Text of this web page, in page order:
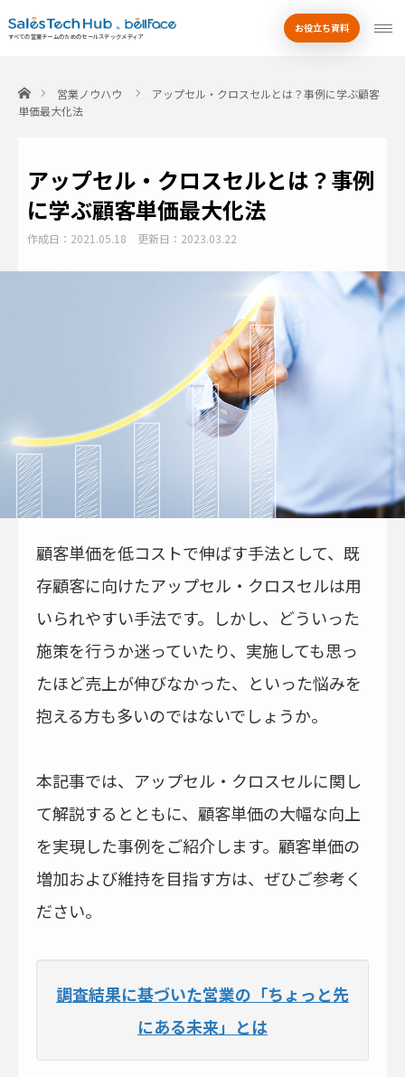
by
すべての営業チームのためのセールステックメディア
お役立ち資料
ホーム営業ノウハウ
アップセル・クロスセルとは？事例に学ぶ顧客
単価最大化法
アップセル・クロスセルとは？事例
に学ぶ顧客単価最大化法
作成日：2021.05.18 更新日：2023.03.22
顧客単価を低コストで伸ばす手法として、既
存顧客に向けたアップセル・クロスセルは用
いられやすい手法です。しかし、どういった
施策を行うか迷っていたり、実施しても思っ
たほど売上が伸びなかった、といった悩みを
抱える方も多いのではないでしょうか。
本記事では、アップセル・クロスセルに関し
て解説するとともに、顧客単価の大幅な向上
を実現した事例をご紹介します。顧客単価の
増加および維持を目指す方は、ぜひご参考く
ださい。
調査結果に基づいた営業の「ちょっと先
にある未来」とは